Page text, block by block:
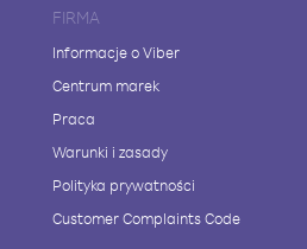
FIRMA
Informacje o Viber
Centrum marek
Praca
Warunki i zasady
Polityka prywatności
Customer Complaints Code